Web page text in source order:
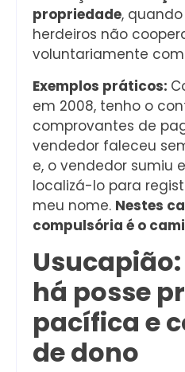
propriedade,
herdeiros não
voluntariamente
Exemplos práticos:
em 2008, tenho o
comprovantes de
vendedor faleceu
e, o vendedor sumiu
localizá-lo para
meu nome. Nestes
compulsória é o
há posse
pacífica e
de dono